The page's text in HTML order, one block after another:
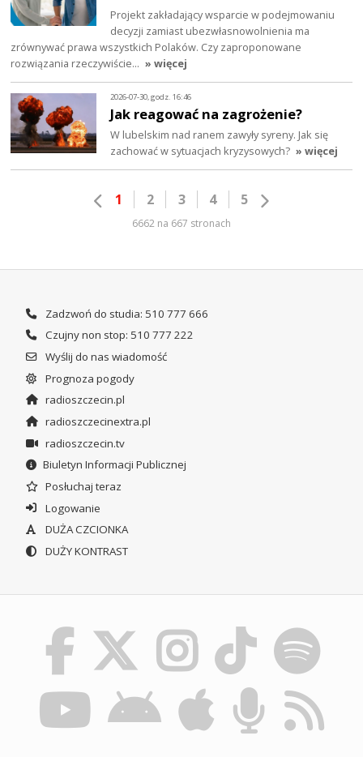
Projekt zakładający wsparcie w podejmowaniu
decyzji zamiast ubezwłasnowolnienia ma
zrównywać prawa wszystkich Polaków. Czy zaproponowane
rozwiązania rzeczywiście… » więcej
2026-07-30, godz. 16:46
Jak reagować na zagrożenie?
W lubelskim nad ranem zawyły syreny. Jak się
zachować w sytuacjach kryzysowych? » więcej
1 2 3 4 5
6662 na 667 stronach
Zadzwoń do studia: 510 777 666
Czujny non stop: 510 777 222
Wyślij do nas wiadomość
Prognoza pogody
radioszczecin.pl
radioszczecinextra.pl
radioszczecin.tv
Biuletyn Informacji Publicznej
Posłuchaj teraz
Logowanie
DUŻA CZCIONKA
DUŻY KONTRAST